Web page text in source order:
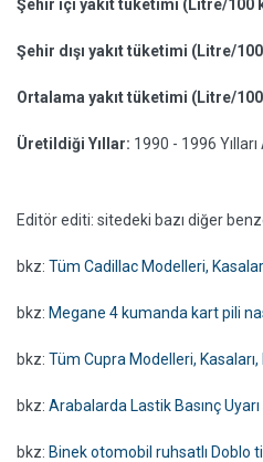
Şehir içi yakıt tüketimi (Litre/100
Şehir dışı yakıt tüketimi (Litre/
Ortalama yakıt tüketimi (Litre/
Üretildiği Yıllar: 1990 - 1996 Yılları
Editör editi: sitedeki bazı diğer
bkz: Tüm Cadillac Modelleri,
bkz: Megane 4 kumanda kart pili
bkz: Tüm Cupra Modelleri, Kasaları,
bkz: Arabalarda Lastik Basınç Uyarı
bkz: Binek otomobil ruhsatlı Doblo